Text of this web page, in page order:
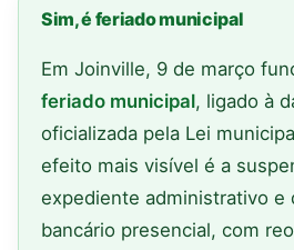
Sim, é feriado municipal
Em Joinville, 9 de março
feriado municipal, ligado à
oficializada pela Lei
efeito mais visível é a
expediente administrativo e
bancário presencial, com